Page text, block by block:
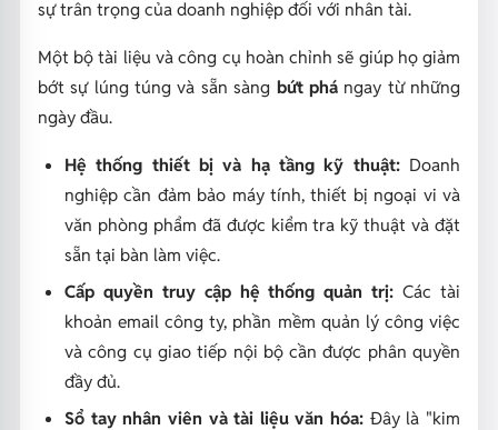
sự trân trọng của doanh nghiệp đối với nhân tài.
Một bộ tài liệu và công cụ hoàn chỉnh sẽ giúp họ giảm
bớt sự lúng túng và sẵn sàng bứt phángay từ những
ngày đầu.
Hệ thống thiết bị và hạ tầng kỹ thuật:Doanh
nghiệp cần đảm bảo máy tính, thiết bị ngoại vi và
văn phòng phẩm đã được kiểm tra kỹ thuật và đặt
sẵn tại bàn làm việc.
Cấp quyền truy cập hệ thống quản trị: Các tài
khoản email công ty, phần mềm quản lý công việc
và công cụ giao tiếp nội bộ cần được phân quyền
đầy đủ.
Sổ tay nhân viên và tài liệu văn hóa: Đây là "kim